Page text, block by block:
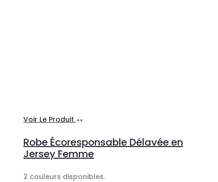
Voir Le Produit
panier
Robe Écoresponsable Délavée en
Jersey Femme
2 couleurs disponibles.